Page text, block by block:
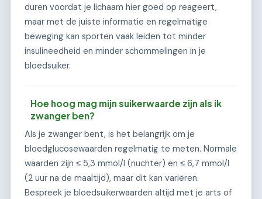
duren voordat je lichaam hier goed op reageert,
maar met de juiste informatie en regelmatige
beweging kan sporten vaak leiden tot minder
insulineedheid en minder schommelingen in je
bloedsuiker.
Hoe hoog mag mijn suikerwaarde zijn als ik
zwanger ben?
Als je zwanger bent, is het belangrijk om je
bloedglucosewaarden regelmatig te meten. Normale
waarden zijn ≤ 5,3 mmol/l (nuchter) en ≤ 6,7 mmol/l
(2 uur na de maaltijd), maar dit kan variëren.
Bespreek je bloedsuikerwaarden altijd met je arts of